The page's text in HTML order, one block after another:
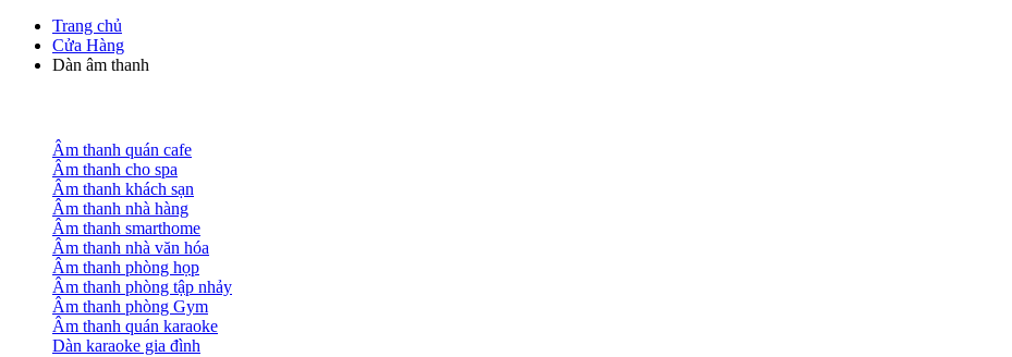
Trang chủ
Cửa Hàng
Dàn âm thanh
Âm thanh quán cafe
Âm thanh cho spa
Âm thanh khách sạn
Âm thanh nhà hàng
Âm thanh smarthome
Âm thanh nhà văn hóa
Âm thanh phòng họp
Âm thanh phòng tập nhảy
Âm thanh phòng Gym
Âm thanh quán karaoke
Dàn karaoke gia đình